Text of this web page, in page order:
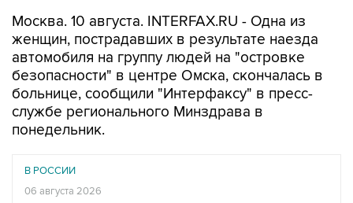
Москва. 10 августа. INTERFAX.RU - Одна из
женщин, пострадавших в результате наезда
автомобиля на группу людей на "островке
безопасности" в центре Омска, скончалась в
больнице, сообщили "Интерфаксу" в пресс-
службе регионального Минздрава в
понедельник.
В РОССИИ
06 августа 2026